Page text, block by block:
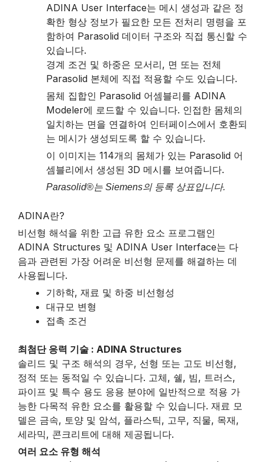
ADINA User Interface는 메시 생성과 같은 정
확한 형상 정보가 필요한 모든 전처리 명령을 포
함하여 Parasolid 데이터 구조와 직접 통신할 수
있습니다.
경계 조건 및 하중은 모서리, 면 또는 전체
Parasolid 본체에 직접 적용할 수도 있습니다.
몸체 집합인 Parasolid 어셈블리를 ADINA
Modeler에 로드할 수 있습니다. 인접한 몸체의
일치하는 면을 연결하여 인터페이스에서 호환되
는 메시가 생성되도록 할 수 있습니다.
이 이미지는 114개의 몸체가 있는 Parasolid 어
셈블리에서 생성된 3D 메시를 보여줍니다.
Parasolid®는 Siemens의 등록 상표입니다.
ADINA란?
비선형 해석을 위한 고급 유한 요소 프로그램인
ADINA Structures 및 ADINA User Interface는 다
음과 관련된 가장 어려운 비선형 문제를 해결하는 데
사용됩니다.
기하학, 재료 및 하중 비선형성
대규모 변형
접촉 조건
최첨단 응력 기술 : ADINA Structures
솔리드 및 구조 해석의 경우, 선형 또는 고도 비선형,
정적 또는 동적일 수 있습니다. 고체, 쉘, 빔, 트러스,
파이프 및 특수 용도 응용 분야에 일반적으로 적용 가
능한 다목적 유한 요소를 활용할 수 있습니다. 재료 모
델은 금속, 토양 및 암석, 플라스틱, 고무, 직물, 목재,
세라믹, 콘크리트에 대해 제공됩니다.
여러 요소 유형 해석